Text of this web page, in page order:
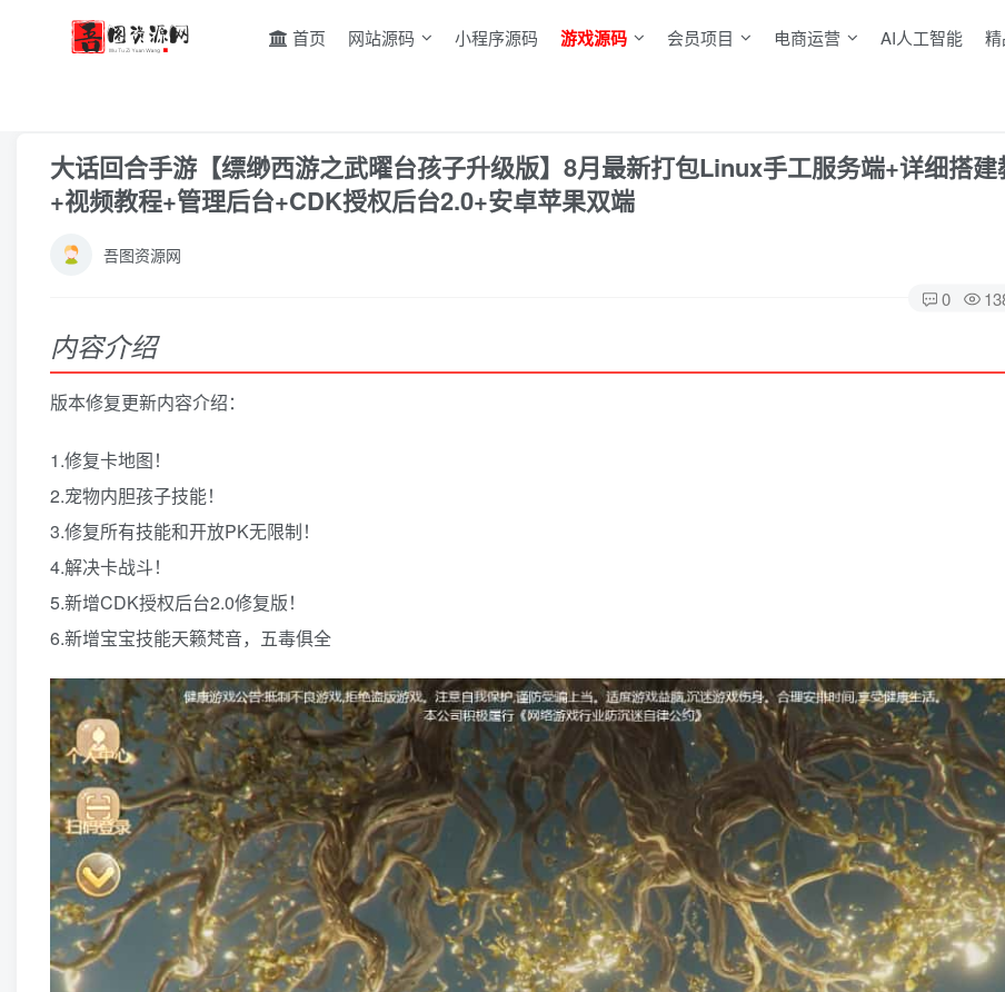
首页 网站源码 小程序源码 游戏源码 会员项目 电商运营 AI人工智能
大话回合手游【缥缈西游之武曜台孩子升级版】8月最新打包Linux手工服务端+详细搭建
+视频教程+管理后台+CDK授权后台2.0+安卓苹果双端
吾图资源网
0
内容介绍
版本修复更新内容介绍：
1.修复卡地图！
2.宠物内胆孩子技能！
3.修复所有技能和开放PK无限制！
4.解决卡战斗！
5.新增CDK授权后台2.0修复版！
6.新增宝宝技能天籁梵音，五毒俱全